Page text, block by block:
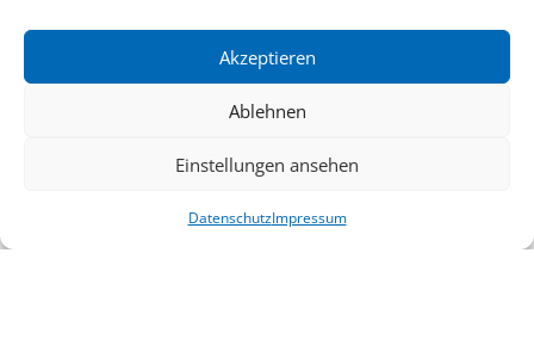
Akzeptieren
Ablehnen
Einstellungen ansehen
DatenschutzImpressum